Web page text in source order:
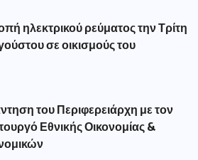
ηλεκτρικού ρεύματος την Τρίτη
σε οικισμούς του
του Περιφερειάρχη με τον
Εθνικής Οικονομίας &